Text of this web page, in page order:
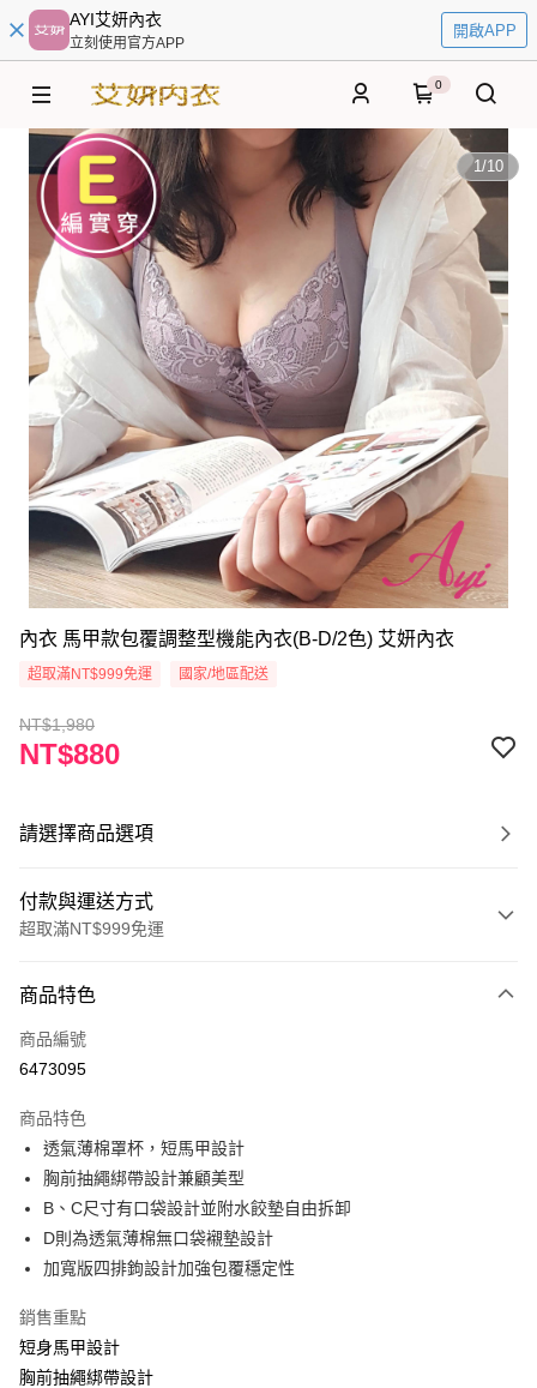
AYI艾妍內衣
立刻使用官方APP
開啟APP
0
1/10
內衣 馬甲款包覆調整型機能內衣(B-D/2色) 艾妍內衣
超取滿NT$999免運 國家/地區配送
NT$1,980
NT$880
請選擇商品選項
付款與運送方式
超取滿NT$999免運
信用卡一次付款
超商取貨付款
ATM付款
運送方式
全家取貨付款
每筆NT$60，滿NT$999(含以上)免運費
付款後全家取貨
每筆NT$60，滿NT$999(含以上)免運費
商品特色
商品編號
6473095
商品特色
透氣薄棉罩杯，短馬甲設計
胸前抽繩綁帶設計兼顧美型
B、C尺寸有口袋設計並附水餃墊自由拆卸
D則為透氣薄棉無口袋襯墊設計
加寬版四排鉤設計加強包覆穩定性
銷售重點
短身馬甲設計
胸前抽繩綁帶設計